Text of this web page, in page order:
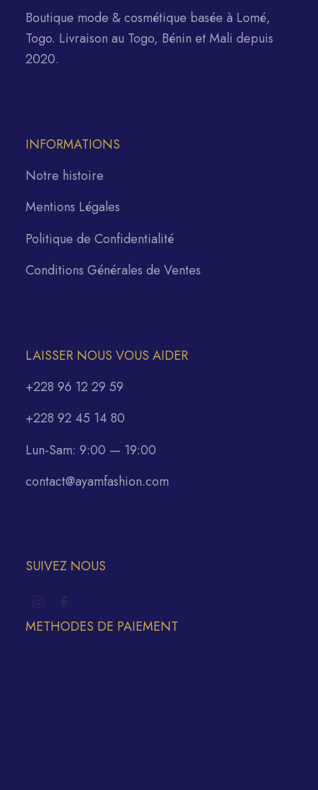
Boutique mode & cosmétique basée à Lomé,
Togo. Livraison au Togo, Bénin et Mali depuis
2020.
INFORMATIONS
Notre histoire
Mentions Légales
Politique de Confidentialité
Conditions Générales de Ventes
LAISSER NOUS VOUS AIDER
+228 96 12 29 59
+228 92 45 14 80
Lun-Sam: 9:00 — 19:00
contact@ayamfashion.com
SUIVEZ NOUS
METHODES DE PAIEMENT